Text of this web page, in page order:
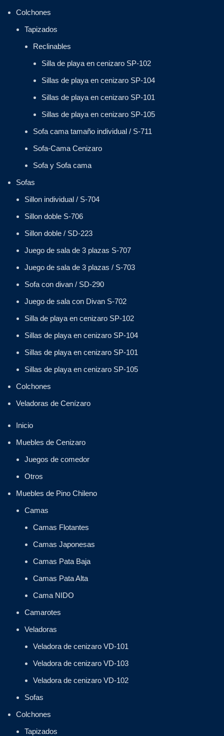
Colchones
Tapizados
Reclinables
Silla de playa en cenizaro SP-102
Sillas de playa en cenizaro SP-104
Sillas de playa en cenizaro SP-101
Sillas de playa en cenizaro SP-105
Sofa cama tamaño individual / S-711
Sofa-Cama Cenizaro
Sofa y Sofa cama
Sofas
Sillon individual / S-704
Sillon doble S-706
Sillon doble / SD-223
Juego de sala de 3 plazas S-707
Juego de sala de 3 plazas / S-703
Sofa con divan / SD-290
Juego de sala con Divan S-702
Silla de playa en cenizaro SP-102
Sillas de playa en cenizaro SP-104
Sillas de playa en cenizaro SP-101
Sillas de playa en cenizaro SP-105
Colchones
Veladoras de Cenízaro
Inicio
Muebles de Cenizaro
Juegos de comedor
Otros
Muebles de Pino Chileno
Camas
Camas Flotantes
Camas Japonesas
Camas Pata Baja
Camas Pata Alta
Cama NIDO
Camarotes
Veladoras
Veladora de cenizaro VD-101
Veladora de cenizaro VD-103
Veladora de cenizaro VD-102
Sofas
Colchones
Tapizados